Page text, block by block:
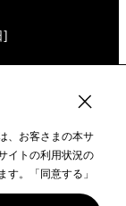
、お客さまの本サ
イトの利用状況の
。「同意する」
のためにクッキー
]